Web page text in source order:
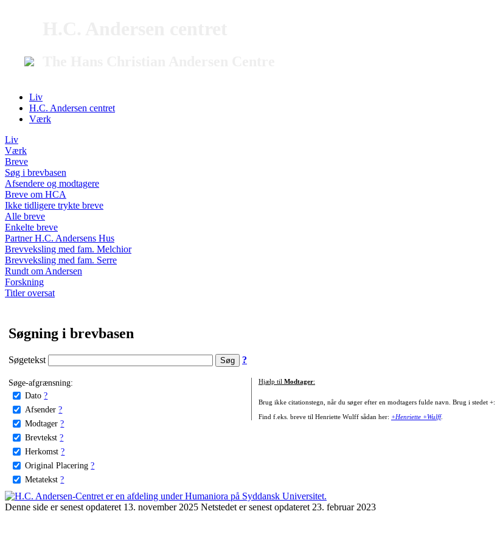
Liv
H.C. Andersen centret
Værk
Liv
Værk
Breve
Søg i brevbasen
Afsendere og modtagere
Breve om HCA
Ikke tidligere trykte breve
Alle breve
Enkelte breve
Partner H.C. Andersens Hus
Brevveksling med fam. Melchior
Brevveksling med fam. Serre
Rundt om Andersen
Forskning
Titler oversat
Søgning i brevbasen
Søgetekst ?
Søge-afgrænsning:
Dato ?
Afsender ?
Modtager ?
Brevtekst ?
Herkomst ?
Original Placering ?
Metatekst ?
Hjælp til Modtager:
Brug ikke citationstegn, når du søger efter en modtagers fulde navn. Brug i stedet +:
Find f.eks. breve til Henriette Wulff sådan her: +Henriette +Wulff.
Denne side er senest opdateret 13. november 2025 Netstedet er senest opdateret 23. februar 2023